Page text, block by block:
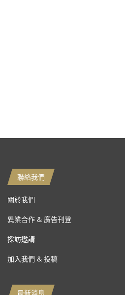
聯絡我們
關於我們
異業合作 & 廣告刊登
採訪邀請
加入我們 & 投稿
最新消息